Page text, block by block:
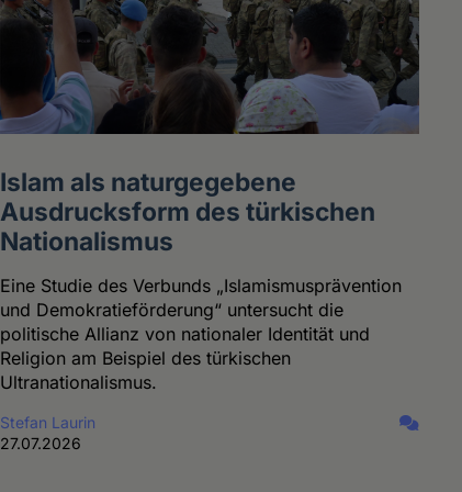
Islam als naturgegebene
Ausdrucksform des türkischen
Nationalismus
Eine Studie des Verbunds „Islamismusprävention
und Demokratieförderung“ untersucht die
politische Allianz von nationaler Identität und
Religion am Beispiel des türkischen
Ultranationalismus.
Stefan Laurin
27.07.2026